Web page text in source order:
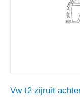
Vw t2 zijruit